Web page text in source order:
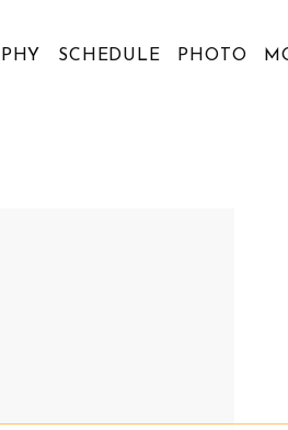
SCHEDULE PHOTO